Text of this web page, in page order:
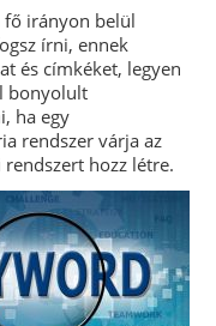
fő irányon belül
írni, ennek
és címkéket, legyen
bonyolult
ha egy
rendszer várja az
hozz létre.